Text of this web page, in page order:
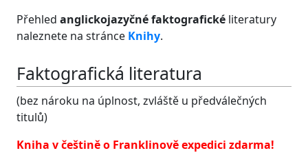
Přehled anglickojazyčné faktografické literatury
naleznete na stránce Knihy.
Faktografická literatura
(bez nároku na úplnost, zvláště u předválečných
titulů)
Kniha v češtině o Franklinově expedici zdarma!